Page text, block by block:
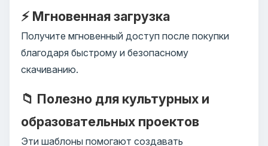
⚡ Мгновенная загрузка
Получите мгновенный доступ после покупки
благодаря быстрому и безопасному
скачиванию.
📁 Полезно для культурных и
образовательных проектов
Эти шаблоны помогают создавать